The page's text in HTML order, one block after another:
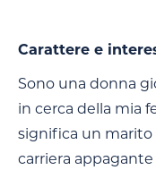
Carattere e
Sono una donna
in cerca della mia
significa un
carriera appagante